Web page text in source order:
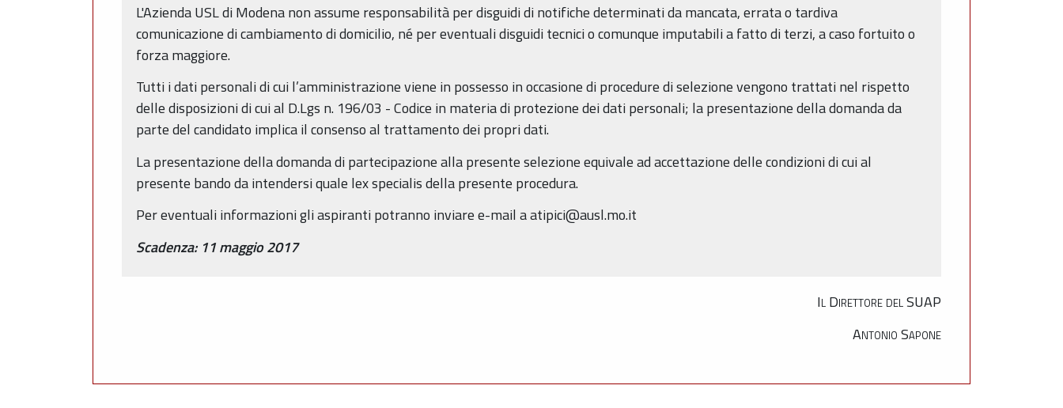
L'Azienda USL di Modena non assume responsabilità per disguidi di notifiche determinati da mancata, errata o tardiva
comunicazione di cambiamento di domicilio, né per eventuali disguidi tecnici o comunque imputabili a fatto di terzi, a caso fortuito o
forza maggiore.
Tutti i dati personali di cui l’amministrazione viene in possesso in occasione di procedure di selezione vengono trattati nel rispetto
delle disposizioni di cui al D.Lgs n. 196/03 - Codice in materia di protezione dei dati personali; la presentazione della domanda da
parte del candidato implica il consenso al trattamento dei propri dati.
La presentazione della domanda di partecipazione alla presente selezione equivale ad accettazione delle condizioni di cui al
presente bando da intendersi quale lex specialis della presente procedura.
Per eventuali informazioni gli aspiranti potranno inviare e-mail a atipici@ausl.mo.it
Scadenza: 11 maggio 2017
Il Direttore del SUAP
Antonio Sapone